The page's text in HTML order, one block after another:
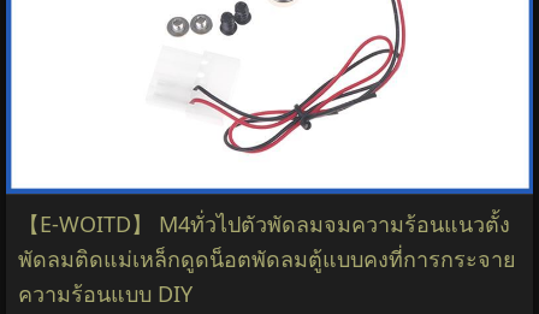
【E-WOITD】 M4ทั่วไปตัวพัดลมจมความร้อนแนวตั้ง
พัดลมติดแม่เหล็กดูดน็อตพัดลมตู้แบบคงที่การกระจาย
ความร้อนแบบ DIY